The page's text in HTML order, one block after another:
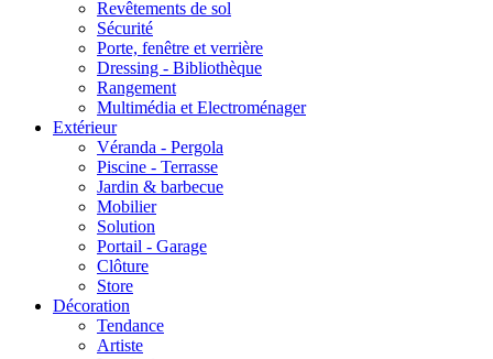
Revêtements de sol
Sécurité
Porte, fenêtre et verrière
Dressing - Bibliothèque
Rangement
Multimédia et Electroménager
Extérieur
Véranda - Pergola
Piscine - Terrasse
Jardin & barbecue
Mobilier
Solution
Portail - Garage
Clôture
Store
Décoration
Tendance
Artiste